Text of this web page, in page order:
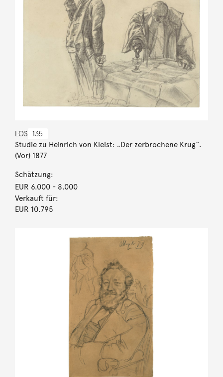
LOS 135
Studie zu Heinrich von Kleist: „Der zerbrochene Krug“.
(Vor) 1877
Schätzung:
EUR 6.000- 8.000
Verkauft für:
EUR 10.795